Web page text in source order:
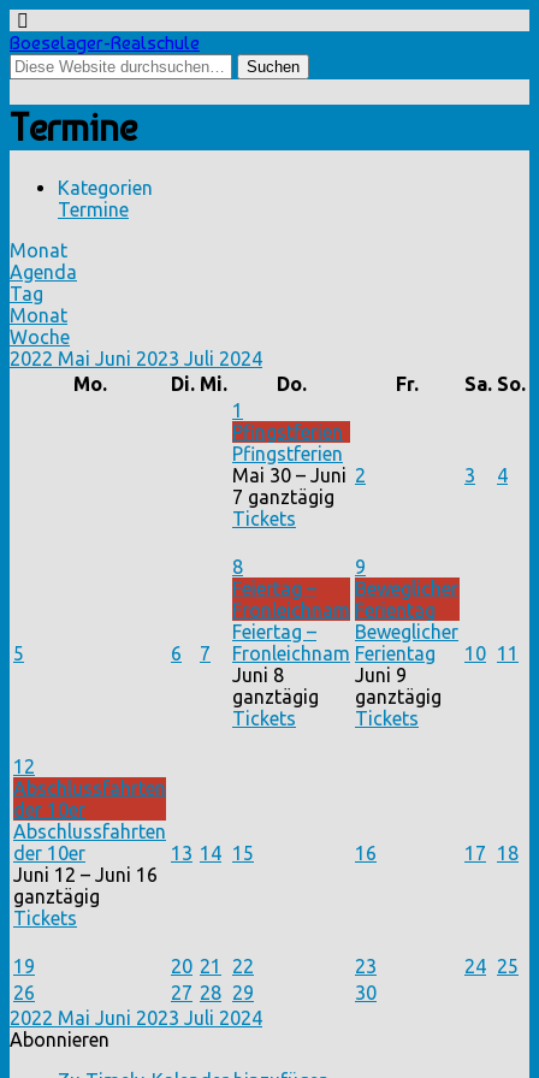
Boeselager-Realschule
Termine
Kategorien
Termine
Monat
Agenda
Tag
Monat
Woche
2022 Mai Juni 2023 Juli 2024
Mo.
Di. Mi. Do. Fr. Sa. So.
1
Pfingstferien
Pfingstferien
Mai 30 – Juni
7 ganztägig
Tickets
2 3 4
5 6 7
8
Feiertag –
Fronleichnam
Feiertag –
Fronleichnam
Juni 8
ganztägig
Tickets
9
Beweglicher
Ferientag
Beweglicher
Ferientag
Juni 9
ganztägig
Tickets
10 11
12
Abschlussfahrten
der 10er
Abschlussfahrten
der 10er
Juni 12 – Juni 16
ganztägig
Tickets
13 14 15 16 17 18
19 20 21 22 23 24 25
26
27 28 29
30
2022 Mai Juni 2023 Juli 2024
Abonnieren